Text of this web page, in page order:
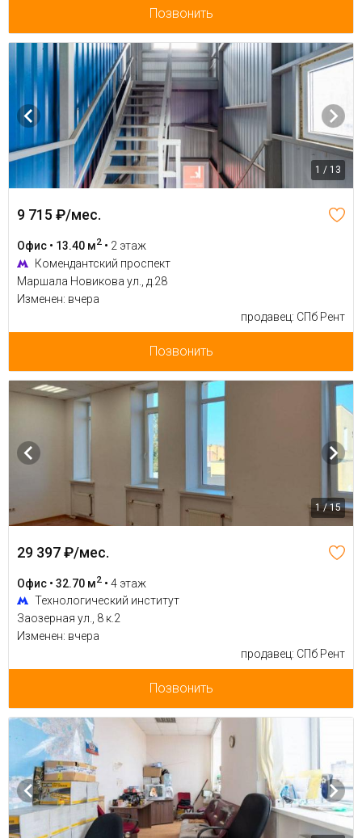
Позвонить
1 / 13
9 715 ₽/мес.
Офис • 13.40 м2 • 2 этаж
Комендантский проспект
Маршала Новикова ул., д.28
Изменен: вчера
продавец: СПб Рент
Позвонить
1 / 15
29 397 ₽/мес.
Офис • 32.70 м2 • 4 этаж
Технологический институт
Заозерная ул., 8 к.2
Изменен: вчера
продавец: СПб Рент
Позвонить